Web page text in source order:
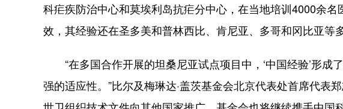
科疟疾防治中心和莫埃利岛抗疟分中心，在当地培训4000余
效，其经验还在圣多美和普林西比、肯尼亚、多哥和冈比亚等
“在多国合作开展的坦桑尼亚试点项目中，‘中国经验’形成
强的适应性。”比尔及梅琳达·盖茨基金会北京代表处首席代表